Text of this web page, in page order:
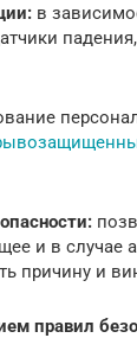
в
и в случае
причину и
правил